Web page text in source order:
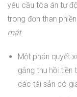
yêu cầu tòa án tự
trong đơn than
mặt.
Một phán quyết
gắng thu hồi tiền
các tài sản có